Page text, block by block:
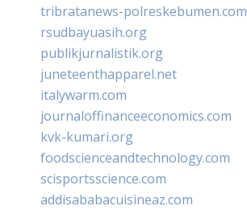
tribratanews-polreskebumen.com
rsudbayuasih.org
publikjurnalistik.org
juneteenthapparel.net
italywarm.com
journaloffinanceeconomics.com
kvk-kumari.org
foodscienceandtechnology.com
scisportsscience.com
addisababacuisineaz.com